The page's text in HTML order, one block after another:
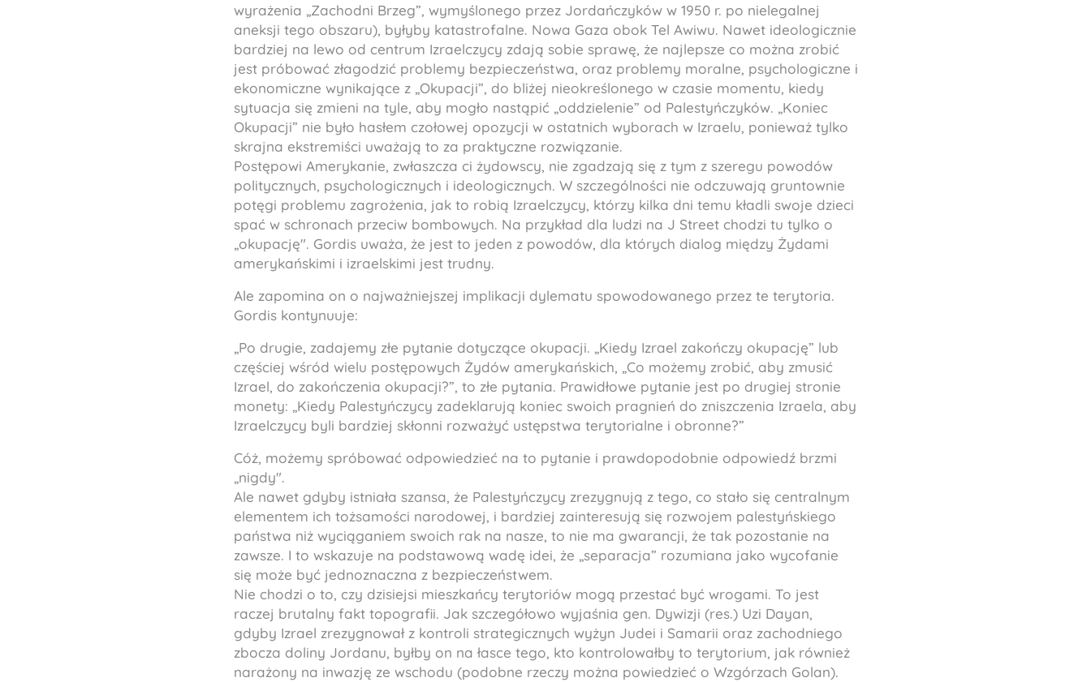
wyrażenia „Zachodni Brzeg”, wymyślonego przez Jordańczyków w 1950 r. po nielegalnej
aneksji tego obszaru), byłyby katastrofalne. Nowa Gaza obok Tel Awiwu. Nawet ideologicznie
bardziej na lewo od centrum Izraelczycy zdają sobie sprawę, że najlepsze co można zrobić
jest próbować złagodzić problemy bezpieczeństwa, oraz problemy moralne, psychologiczne i
ekonomiczne wynikające z „Okupacji”, do bliżej nieokreślonego w czasie momentu, kiedy
sytuacja się zmieni na tyle, aby mogło nastąpić „oddzielenie” od Palestyńczyków. „Koniec
Okupacji” nie było hasłem czołowej opozycji w ostatnich wyborach w Izraelu, ponieważ tylko
skrajna ekstremiści uważają to za praktyczne rozwiązanie.
Postępowi Amerykanie, zwłaszcza ci żydowscy, nie zgadzają się z tym z szeregu powodów
politycznych, psychologicznych i ideologicznych. W szczególności nie odczuwają gruntownie
potęgi problemu zagrożenia, jak to robią Izraelczycy, którzy kilka dni temu kładli swoje dzieci
spać w schronach przeciw bombowych. Na przykład dla ludzi na J Street chodzi tu tylko o
„okupację". Gordis uważa, że jest to jeden z powodów, dla których dialog między Żydami
amerykańskimi i izraelskimi jest trudny.
Ale zapomina on o najważniejszej implikacji dylematu spowodowanego przez te terytoria.
Gordis kontynuuje:
„Po drugie, zadajemy złe pytanie dotyczące okupacji. „Kiedy Izrael zakończy okupację” lub
częściej wśród wielu postępowych Żydów amerykańskich, „Co możemy zrobić, aby zmusić
Izrael, do zakończenia okupacji?”, to złe pytania. Prawidłowe pytanie jest po drugiej stronie
monety: „Kiedy Palestyńczycy zadeklarują koniec swoich pragnień do zniszczenia Izraela, aby
Izraelczycy byli bardziej skłonni rozważyć ustępstwa terytorialne i obronne?”
Cóż, możemy spróbować odpowiedzieć na to pytanie i prawdopodobnie odpowiedź brzmi
„nigdy".
Ale nawet gdyby istniała szansa, że Palestyńczycy zrezygnują z tego, co stało się centralnym
elementem ich tożsamości narodowej, i bardziej zainteresują się rozwojem palestyńskiego
państwa niż wyciąganiem swoich rak na nasze, to nie ma gwarancji, że tak pozostanie na
zawsze. I to wskazuje na podstawową wadę idei, że „separacja” rozumiana jako wycofanie
się może być jednoznaczna z bezpieczeństwem.
Nie chodzi o to, czy dzisiejsi mieszkańcy terytoriów mogą przestać być wrogami. To jest
raczej brutalny fakt topografii. Jak szczegółowo wyjaśnia gen. Dywizji (res.) Uzi Dayan,
gdyby Izrael zrezygnował z kontroli strategicznych wyżyn Judei i Samarii oraz zachodniego
zbocza doliny Jordanu, byłby on na łasce tego, kto kontrolowałby to terytorium, jak również
narażony na inwazję ze wschodu (podobne rzeczy można powiedzieć o Wzgórzach Golan).